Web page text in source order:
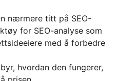
nærmere titt på SEO-
for SEO-analyse som
med å forbedre
hvordan den fungerer,